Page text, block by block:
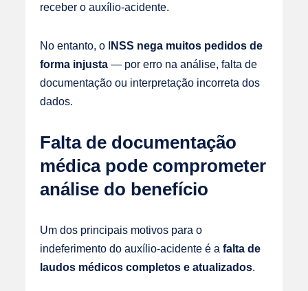
receber o auxílio-acidente.
No entanto, o INSS nega muitos pedidos de
forma injusta — por erro na análise, falta de
documentação ou interpretação incorreta dos
dados.
Falta de documentação
médica pode comprometer
análise do benefício
Um dos principais motivos para o
indeferimento do auxílio-acidente é afalta de
laudos médicos completos e atualizados.